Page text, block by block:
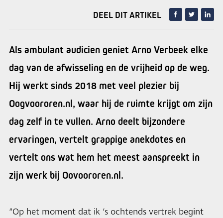
DEEL DIT ARTIKEL
Als ambulant audicien geniet Arno Verbeek elke
dag van de afwisseling en de vrijheid op de weg.
Hij werkt sinds 2018 met veel plezier bij
Oogvoororen.nl, waar hij de ruimte krijgt om zijn
dag zelf in te vullen. Arno deelt bijzondere
ervaringen, vertelt grappige anekdotes en
vertelt ons wat hem het meest aanspreekt in
zijn werk bij Oovoororen.nl.
“Op het moment dat ik ‘s ochtends vertrek begint